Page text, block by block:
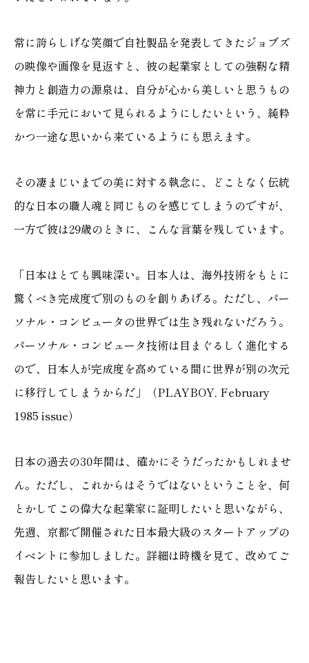
常に誇らしげな笑顔で自社製品を発表してきたジョブズ
の映像や画像を見返すと、彼の起業家としての強靭な精
神力と創造力の源泉は、自分が心から美しいと思うもの
を常に手元において見られるようにしたいという、純粋
かつ一途な思いから来ているようにも思えます。
その凄まじいまでの美に対する執念に、どことなく伝統
的な日本の職人魂と同じものを感じてしまうのですが、
一方で彼は29歳のときに、こんな言葉を残しています。
「日本はとても興味深い。日本人は、海外技術をもとに
驚くべき完成度で別のものを創りあげる。ただし、パー
ソナル・コンピュータの世界では生き残れないだろう。
パーソナル・コンピュータ技術は目まぐるしく進化する
ので、日本人が完成度を高めている間に世界が別の次元
に移行してしまうからだ」（PLAYBOY, February
1985 issue）
日本の過去の30年間は、確かにそうだったかもしれませ
ん。ただし、これからはそうではないということを、何
とかしてこの偉大な起業家に証明したいと思いながら、
先週、京都で開催された日本最大級のスタートアップの
イベントに参加しました。詳細は時機を見て、改めてご
報告したいと思います。